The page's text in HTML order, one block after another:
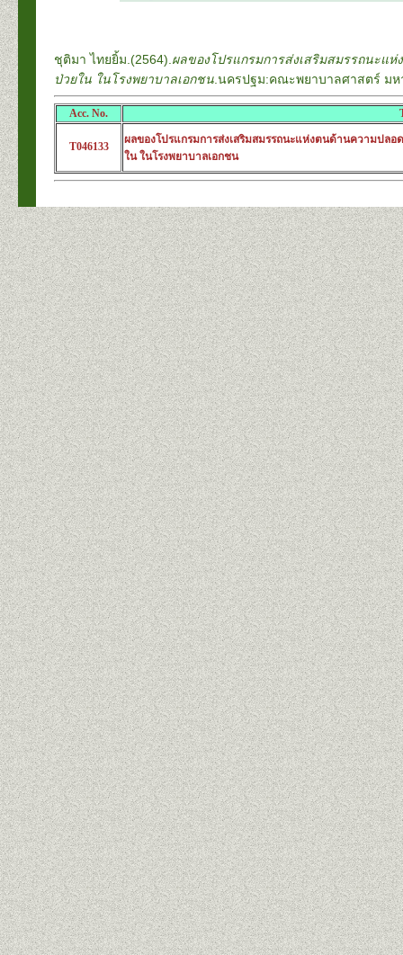
ชุติมา ไทยยิ้ม.(2564). ผลของโปรแกรมการส่งเสริมสมรรถนะแ
ป่วยใน ในโรงพยาบาลเอกชน .นครปฐม:คณะพยาบาลศาสตร์ มห
Acc. No.
T046133
ผลของโปรแกรมการส่งเสริมสมรรถนะแห่งตนด้านความป
ใน ในโรงพยาบาลเอกชน